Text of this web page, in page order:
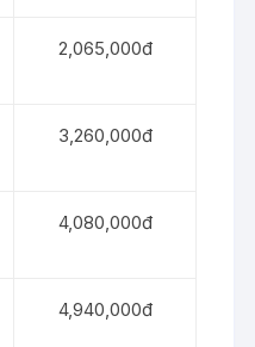
2,065,000đ
3,260,000đ
4,080,000đ
4,940,000đ